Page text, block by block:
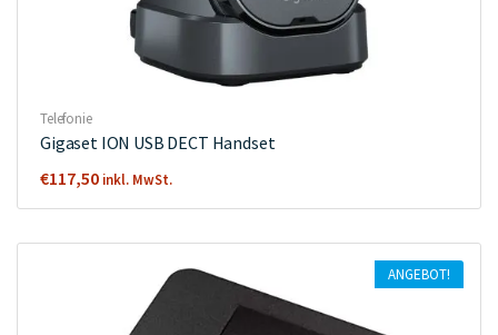
Telefonie
Gigaset ION USB DECT Handset
€117,50 inkl. MwSt.
ANGEBOT!